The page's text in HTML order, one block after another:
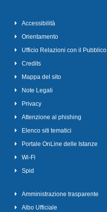
Accessibilità
Orientamento
Ufficio Relazioni con il Pubblico
Credits
Mappa del sito
Note Legali
Privacy
Attenzione al phishing
Elenco siti tematici
Portale OnLine delle Istanze
Wi-Fi
Spid
Amministrazione trasparente
Albo Ufficiale